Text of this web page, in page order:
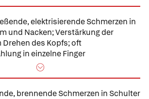
elektrisierende Schmerzen in
und Nacken; Verstärkung der
Drehen des Kopfs; oft
in einzelne Finger
brennende Schmerzen in Schulter